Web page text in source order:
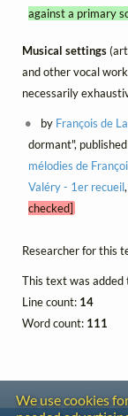
against a primary
Musical settings
and other vocal
necessarily
by François de
dormant",
mélodies de
Valéry - 1er recueil
checked]
Researcher for this
This text was
Line count: 14
Word count: 111
We use cookies